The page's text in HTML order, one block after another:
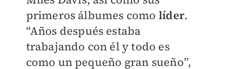
primeros álbumes como líder.
“Años después estaba
trabajando con él y todo es
como un pequeño gran sueño”,